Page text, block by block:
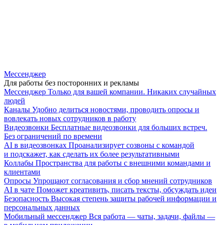
Мессенджер
Для работы без посторонних и рекламы
Мессенджер Только для вашей компании. Никаких случайных
людей
Каналы Удобно делиться новостями, проводить опросы и
вовлекать новых сотрудников в работу
Видеозвонки Бесплатные видеозвонки для больших встреч.
Без ограничений по времени
AI в видеозвонках Проанализирует созвоны с командой
и подскажет, как сделать их более результативными
Коллабы Пространства для работы с внешними командами и
клиентами
Опросы Упрощают согласования и сбор мнений сотрудников
AI в чате Поможет креативить, писать тексты, обсуждать идеи
Безопасность Высокая степень защиты рабочей информации и
персональных данных
Мобильный мессенджер Вся работа — чаты, задачи, файлы —